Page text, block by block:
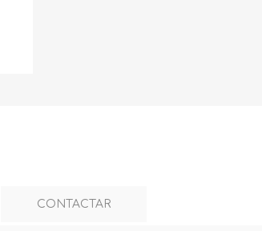
CONTACTAR